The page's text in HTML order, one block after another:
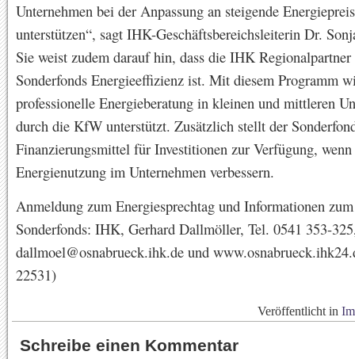
Unternehmen bei der Anpassung an steigende
unterstützen“, sagt IHK-Geschäftsbereichsleiterin Dr.
Sie weist zudem darauf hin, dass die IHK
Sonderfonds Energieeffizienz ist. Mit diesem Programm
professionelle Energieberatung in kleinen und mittleren
durch die KfW unterstützt. Zusätzlich stellt der
Finanzierungsmittel für Investitionen zur Verfügung, wenn
Energienutzung im Unternehmen verbessern.
Anmeldung zum Energiesprechtag und Informationen
Sonderfonds: IHK, Gerhard Dallmöller, Tel. 0541 353-
dallmoel@osnabrueck.ihk.de und
22531)
Veröffentlicht in
Schreibe einen Kommentar